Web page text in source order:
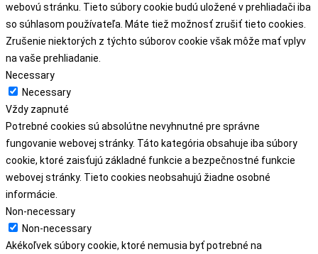
webovú stránku. Tieto súbory cookie budú uložené v prehliadači iba
so súhlasom používateľa. Máte tiež možnosť zrušiť tieto cookies.
Zrušenie niektorých z týchto súborov cookie však môže mať vplyv
na vaše prehliadanie.
Necessary
Necessary
Vždy zapnuté
Potrebné cookies sú absolútne nevyhnutné pre správne
fungovanie webovej stránky. Táto kategória obsahuje iba súbory
cookie, ktoré zaisťujú základné funkcie a bezpečnostné funkcie
webovej stránky. Tieto cookies neobsahujú žiadne osobné
informácie.
Non-necessary
Non-necessary
Akékoľvek súbory cookie, ktoré nemusia byť potrebné na